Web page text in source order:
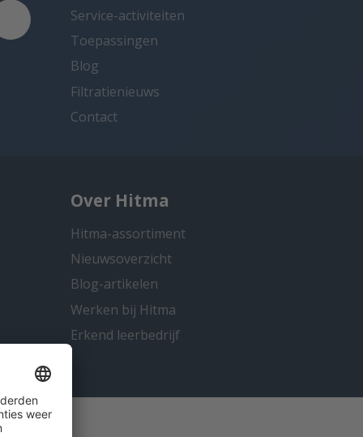
Service-activiteiten
Toepassingen
Blog
Filtratienieuws
Contact
Over Hitma
Hitma-assortiment
Nieuwsoverzicht
Blog-artikelen
Werken bij Hitma
Erkend leerbedrijf